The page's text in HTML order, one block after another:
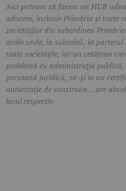
Aici puteam să facem un HUB
aducem, inclusiv Primăria și toate
societăților din subordinea
acolo unde, la subsolul.. la
toate societățile, iar un cetățean
problemă cu administrația
persoană juridică, să-și ia un
autorizație de construire… are
locul respectiv.